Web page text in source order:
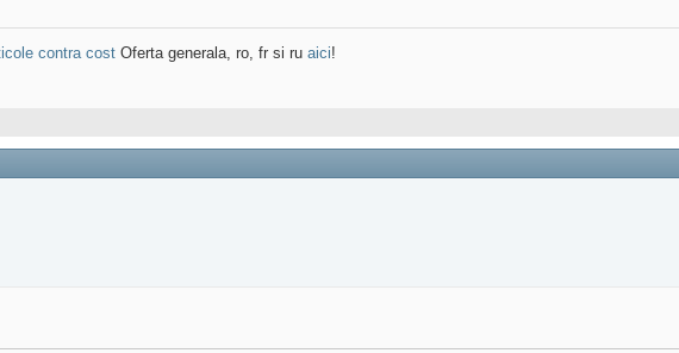
contra cost Oferta generala, ro, fr si ru aici!